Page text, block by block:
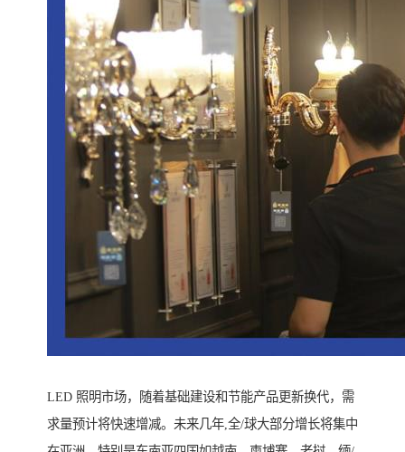
LED 照明市场，随着基础建设和节能产品更新换代，需
求量预计将快速增减。未来几年,全/球大部分增长将集中